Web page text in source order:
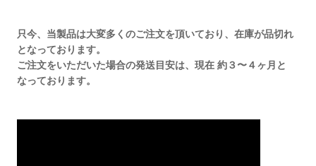
只今、当製品は大変多くのご注文を頂いており、在庫が品切れ
となっております。
ご注文をいただいた場合の発送目安は、現在 約３〜４ヶ月と
なっております。